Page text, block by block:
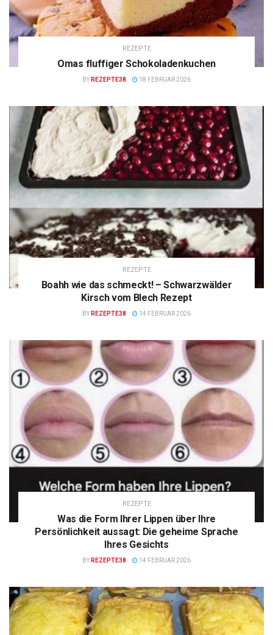
REZEPTE
Omas fluffiger Schokoladenkuchen
BY REZEPTE38 18 FEBRUAR 2026
REZEPTE
Boahh wie das schmeckt! – Schwarzwälder
Kirsch vom Blech Rezept
BY REZEPTE38 14 FEBRUAR 2026
REZEPTE
Was die Form Ihrer Lippen über Ihre
Persönlichkeit aussagt: Die geheime Sprache
Ihres Gesichts
BY REZEPTE38 14 FEBRUAR 2026